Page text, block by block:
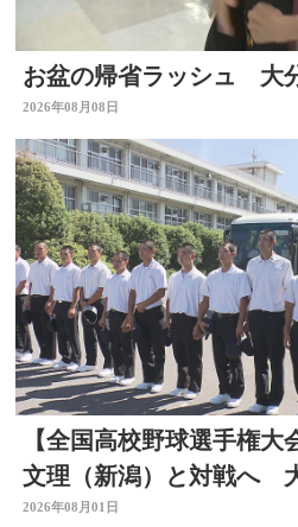
お盆の帰省ラッシュ 大
2026年08月08日
【全国高校野球選手権
文理（新潟）と対戦へ
2026年08月01日